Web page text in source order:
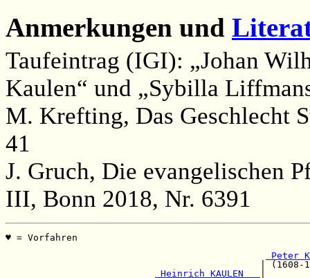
Anmerkungen und
Taufeintrag (IGI): „Johan
Kaulen“ und „Sybilla
M. Krefting, Das Geschlecht
41
J. Gruch, Die evangelischen
III, Bonn 2018, Nr. 6391
♥ =
Peter
|
Heinrich KAULEN